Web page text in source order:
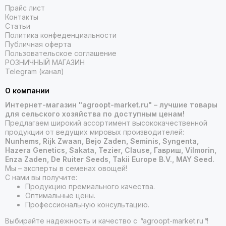
Репчатый лук относится к многолетним травянистым
растениям семейства Луковые и является самой
популярной овощной культурой. В выращивании лук не
прихотлив, а самое главное, употреблять в пищу его
можно круглый год.
Популярные сорта
выращивать очень крупные плоды. Репчатый лук
отличается сладким и сочным вкусом, очень легко
очищается от шелухи.
Банко. Гибрид очень долго хранится, неприхотлив в
уходе. Луковицы вырастают крупные с красивым
внешним видом. Сорт считается самым
распространённым среди остальных.
Кэнди. Ранний и высокопродуктивный сорт семян
репчатого лука. Сладкий и очень вкусный, он прекрасно
подходит для употребления в салатах. За один сезон
Прайс лист
Контакты
Статьи
Политика конфеденциальности
Публичная оферта
Пользовательское соглашение
РОЗНИЧНЫЙ МАГАЗИН
Telegram (канал)
О компании
Интернет-магазин "agroopt-market.ru" – лучшие товары
для сельского хозяйства по доступным ценам!
Предлагаем широкий ассортимент высококачественной
продукции от ведущих мировых производителей:
Nunhems, Rijk Zwaan, Bejo Zaden, Seminis, Syngenta,
Hazera Genetics, Sakata, Tezier, Clause, Гавриш, Vilmorin,
Enza Zaden, De Ruiter Seeds, Takii Europe B.V., MAY Seed.
Мы – эксперты в семенах овощей!
С нами вы получите:
Продукцию премиального качества.
Оптимальные цены.
Профессиональную консультацию.
Выбирайте надежность и качество с "agroopt-market.ru "!